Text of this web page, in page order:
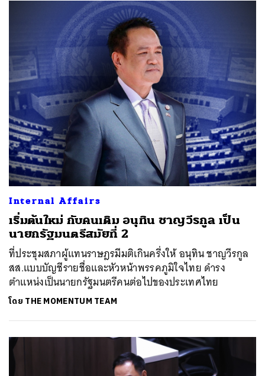
Internal Affairs
เริ่มต้นใหม่ กับคนเดิม อนุทิน ชาญวีรกูล เป็น
นายกรัฐมนตรีสมัยที่ 2
ที่ประชุมสภาผู้แทนราษฎรมีมติเกินครึ่งให้ อนุทิน ชาญวีรกูล
สส.แบบบัญชีรายชื่อและหัวหน้าพรรคภูมิใจไทย ดำรง
ตำแหน่งเป็นนายกรัฐมนตรีคนต่อไปของประเทศไทย
โดย THE MOMENTUM TEAM